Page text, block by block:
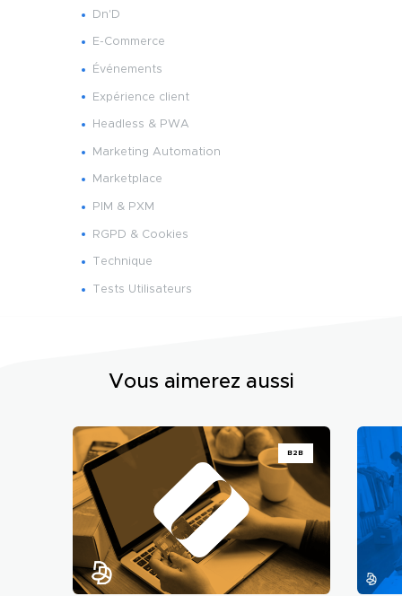
Dn'D
E-Commerce
Événements
Expérience client
Headless & PWA
Marketing Automation
Marketplace
PIM & PXM
RGPD & Cookies
Technique
Tests Utilisateurs
Vous aimerez aussi
B2B